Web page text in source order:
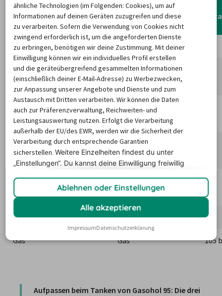
Deutsche Bezeichnung
Einheimische
Bezeichnung
Normales Benzin Bleifrei Gasoline 91
Normal Benzin Bleifrei (+
10 % Ethanol)
Gasohol 91 oder E10
Super Benzin Bleifrei (+ 10
% Ethanol)
Gasohol 95 oder E10
Super
Super Benzin Bleifrei (+ 20
% Ethanol)
Gasohol E20 oder
Gasohol 95/20
Super Benzin Bleifrei (+ 85
% Ethanol)
E85 oder Gasohol
95/85
Diesel Diesel | ดีเซล -
Gas Gas 105
Aufpassen beim Tanken von Gasohol 95: Die drei
ähnliche Technologien (im Folgenden: Cookies), um auf
Informationen auf deinen Geräten zuzugreifen und diese
zu verarbeiten. Sofern die Verwendung von Cookies nicht
zwingend erforderlich ist, um die angeforderten Dienste
zu erbringen, benötigen wir deine Zustimmung. Mit deiner
Einwilligung können wir ein individuelles Profil erstellen
und die geräteübergreifend gesammelten Informationen
(einschließlich deiner E-Mail-Adresse) zu Werbezwecken,
zur Anpassung unserer Angebote und Dienste und zum
Austausch mit Dritten verarbeiten. Wir können die Daten
auch zur Präferenzverwaltung, Reichweiten- und
Leistungsauswertung nutzen. Erfolgt die Verarbeitung
außerhalb der EU/des EWR, werden wir die Sicherheit der
Verarbeitung durch entsprechende Garantien
sicherstellen.Weitere Einzelheiten findest du unter
„Einstellungen“. Du kannst deine Einwilligung freiwillig
Ablehnen oder Einstellungen
Alle akzeptieren
ImpressumDatenschutzerklärung